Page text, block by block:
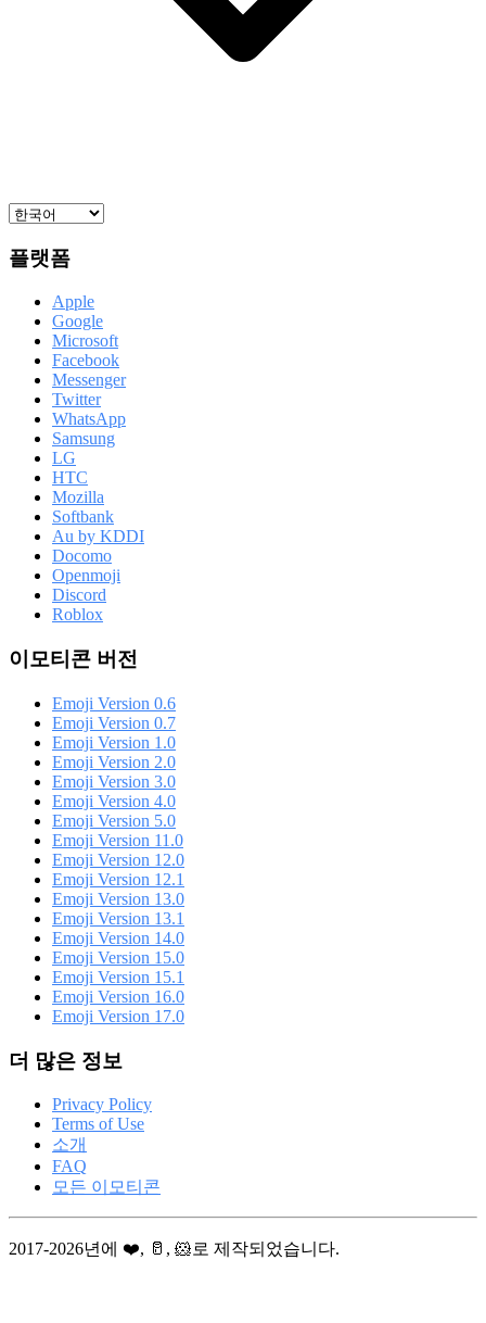
플랫폼
Apple
Google
Microsoft
Facebook
Messenger
Twitter
WhatsApp
Samsung
LG
HTC
Mozilla
Softbank
Au by KDDI
Docomo
Openmoji
Discord
Roblox
이모티콘 버전
Emoji Version 0.6
Emoji Version 0.7
Emoji Version 1.0
Emoji Version 2.0
Emoji Version 3.0
Emoji Version 4.0
Emoji Version 5.0
Emoji Version 11.0
Emoji Version 12.0
Emoji Version 12.1
Emoji Version 13.0
Emoji Version 13.1
Emoji Version 14.0
Emoji Version 15.0
Emoji Version 15.1
Emoji Version 16.0
Emoji Version 17.0
더 많은 정보
Privacy Policy
Terms of Use
소개
FAQ
모든 이모티콘
2017-2026년에 ❤️, 🥛, 🐹로 제작되었습니다.